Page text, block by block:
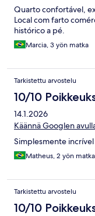
Quarto confortável,
Local com farto
histórico a pé.
Marcia, 3 yön matka
Tarkistettu arvostelu
10/10
14.1.2026
Käännä Googlen
Simplesmente
Matheus, 2 yön matka
Tarkistettu arvostelu
10/10